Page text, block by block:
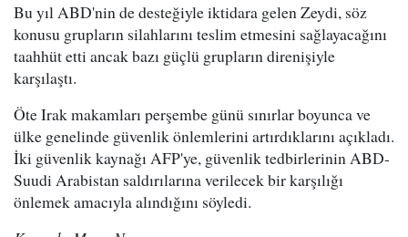
Bu yıl ABD'nin de desteğiyle iktidara gelen Zeydi, söz
konusu grupların silahlarını teslim etmesini sağlayacağını
taahhüt etti ancak bazı güçlü grupların direnişiyle
karşılaştı.
Öte Irak makamları perşembe günü sınırlar boyunca ve
ülke genelinde güvenlik önlemlerini artırdıklarını açıkladı.
İki güvenlik kaynağı AFP'ye, güvenlik tedbirlerinin ABD-
Suudi Arabistan saldırılarına verilecek bir karşılığı
önlemek amacıyla alındığını söyledi.